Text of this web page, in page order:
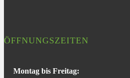
ÖFFNUNGSZEITEN
Montag bis Freitag: